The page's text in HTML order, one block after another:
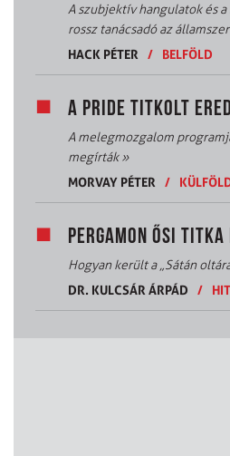
A szubjektív hangulatok és
rossz tanácsadó az
HACK PÉTER
/ BELFÖLD
A PRIDE TITKOLT
A melegmozgalom
megírták»
MORVAY PÉTER
/
PERGAMON ŐSI TITKA
Hogyan került a „Sátán
DR. KULCSÁR ÁRPÁD
/